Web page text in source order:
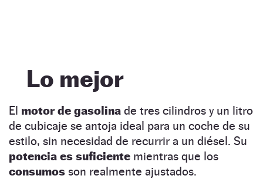
Lo mejor
El motor de gasolina de tres cilindros y un litro
de cubicaje se antoja ideal para un coche de su
estilo, sin necesidad de recurrir a un diésel. Su
potencia es suficiente mientras que los
consumos son realmente ajustados.